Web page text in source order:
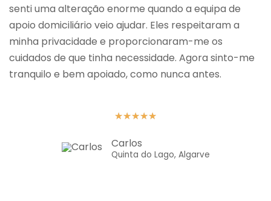
senti uma alteração enorme quando a equipa de
apoio domiciliário veio ajudar. Eles respeitaram a
minha privacidade e proporcionaram-me os
cuidados de que tinha necessidade. Agora sinto-me
tranquilo e bem apoiado, como nunca antes.
★★★★★
Carlos
Quinta do Lago, Algarve